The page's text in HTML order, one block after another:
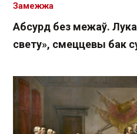
Абсурд без межаў.
свету», смеццевы бак
Замежжа